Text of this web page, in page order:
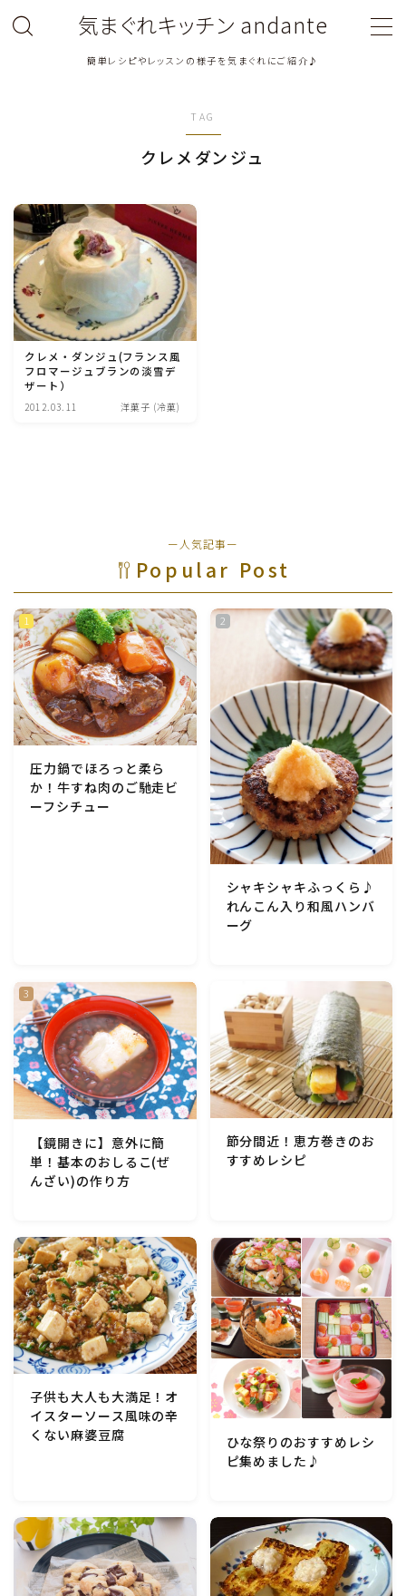
気まぐれキッチン andante
簡単レシピやレッスンの様子を気まぐれにご紹介♪
鶏肉料理
豚肉料理
牛肉料理
ひき肉料理
ゃ・ゴーヤ)
野菜料理(キャベツ・白菜・ほうれん草・レタス・小松
菜・にら)
野菜料理(ズッキーニ・コーン・いんげん・そら豆・え
野菜料理(玉ねぎ・ねぎ・アボカド・青梗菜・セロリ・
もやし・豆苗・たけのこ・せり・ふき・その他山菜料理
洋菓子 (焼き菓子)
洋菓子 (冷菓)
洋菓子 (その他)
マクロビスイーツ・自然派おやつ
パン・パンケーキ・スコーン・食事パイ・ケークサレ・
粉もの
米/ご飯料理・もち料理
麺料理(パスタ・うどん・そうめん・春雨など)
ハム・ベーコン・ソーセー・・スパム・チーズ料理
豆腐・厚揚げ・油揚げ・納豆・豆類・豆製品料理
缶詰料理(ツナ・サバ・いわし・ホタテ貝柱・コーン
等)
TAG
クレメダンジュ
クレメ・ダンジュ(フランス風
フロマージュブランの淡雪デ
ザート）
2012.03.11 洋菓子 (冷菓)
ー人気記事ー
Popular Post
圧力鍋でほろっと柔ら
か！牛すね肉のご馳走ビ
ーフシチュー
シャキシャキふっくら♪
れんこん入り和風ハンバ
ーグ
【鏡開きに】意外に簡
単！基本のおしるこ(ぜ
んざい)の作り方
節分間近！恵方巻きのお
すすめレシピ
子供も大人も大満足！オ
イスターソース風味の辛
くない麻婆豆腐
ひな祭りのおすすめレシ
ピ集めました♪